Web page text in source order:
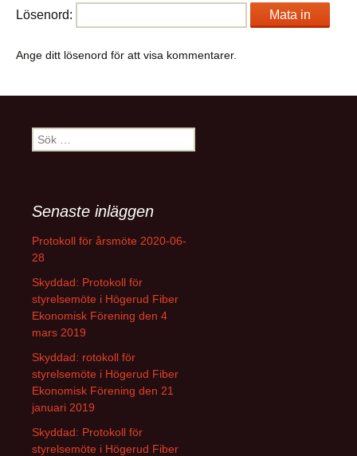
Lösenord:
Ange ditt lösenord för att visa kommentarer.
Sök
efter:
Senaste inläggen
Protokoll för årsmöte 2020-06-
28
Skyddad: Protokoll för
styrelsemöte i Högerud Fiber
Ekonomisk Förening den 4
mars 2019
Skyddad: rotokoll för
styrelsemöte i Högerud Fiber
Ekonomisk Förening den 21
januari 2019
Skyddad: Protokoll för
styrelsemöte i Högerud Fiber